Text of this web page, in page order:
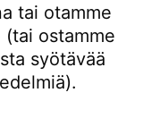
tai otamme
ostamme
syötävää